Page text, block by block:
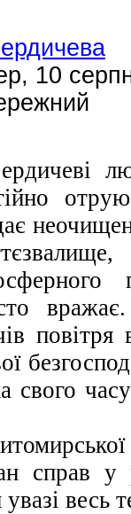
10
свого
справ у
весь